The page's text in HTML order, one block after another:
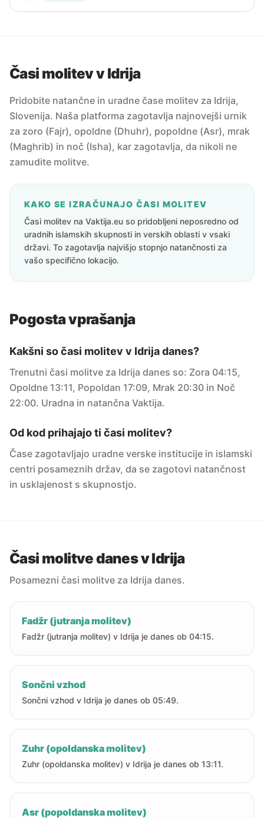
Časi molitev v Idrija
Pridobite natančne in uradne čase molitev za Idrija,
Slovenija. Naša platforma zagotavlja najnovejši urnik
za zoro (Fajr), opoldne (Dhuhr), popoldne (Asr), mrak
(Maghrib) in noč (Isha), kar zagotavlja, da nikoli ne
zamudite molitve.
KAKO SE IZRAČUNAJO ČASI MOLITEV
Časi molitev na Vaktija.eu so pridobljeni neposredno od
uradnih islamskih skupnosti in verskih oblasti v vsaki
državi. To zagotavlja najvišjo stopnjo natančnosti za
vašo specifično lokacijo.
Pogosta vprašanja
Kakšni so časi molitev v Idrija danes?
Trenutni časi molitve za Idrija danes so: Zora 04:15,
Opoldne 13:11, Popoldan 17:09, Mrak 20:30 in Noč
22:00. Uradna in natančna Vaktija.
Od kod prihajajo ti časi molitev?
Čase zagotavljajo uradne verske institucije in islamski
centri posameznih držav, da se zagotovi natančnost
in usklajenost s skupnostjo.
Časi molitve danes v Idrija
Posamezni časi molitve za Idrija danes.
Fadžr (jutranja molitev)
Fadžr (jutranja molitev) v Idrija je danes ob 04:15.
Sončni vzhod
Sončni vzhod v Idrija je danes ob 05:49.
Zuhr (opoldanska molitev)
Zuhr (opoldanska molitev) v Idrija je danes ob 13:11.
Asr (popoldanska molitev)